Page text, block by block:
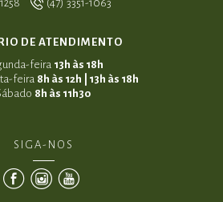
(47) 3351-1063
DE ATENDIMENTO
feira 13h às 18h
feira 8h às 12h | 13h às 18h
8h às 11h30
SIGA-NOS